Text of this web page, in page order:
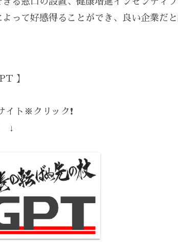
って好感得ることができ、良い企業だ
】
イト※クリック❗️
↓